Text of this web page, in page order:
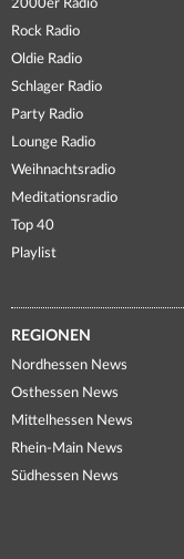
2000er Radio
Rock Radio
Oldie Radio
Schlager Radio
Party Radio
Lounge Radio
Weihnachtsradio
Meditationsradio
Top 40
Playlist
REGIONEN
Nordhessen News
Osthessen News
Mittelhessen News
Rhein-Main News
Südhessen News